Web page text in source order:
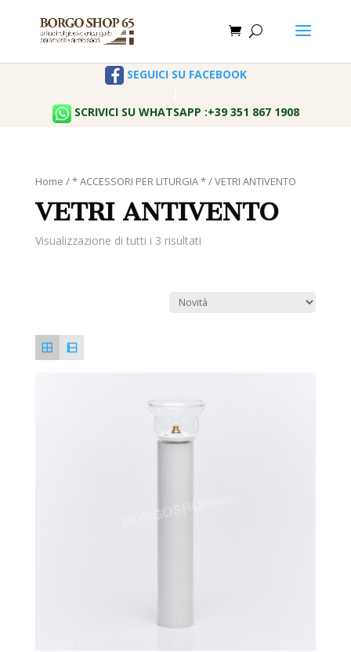
SEGUICI SU FACEBOOK
SCRIVICI SU WHATSAPP :+39 351 867 1908
Home /* ACCESSORI PER LITURGIA */ VETRI ANTIVENTO
VETRI ANTIVENTO
Visualizzazione di tutti i 3 risultati